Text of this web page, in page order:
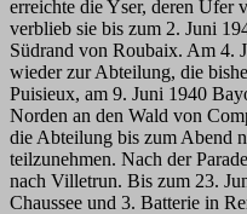
erreichte die Yser, deren Ufer
verblieb sie bis zum 2. Juni
Südrand von Roubaix. Am 4.
wieder zur Abteilung, die
Puisieux, am 9. Juni 1940
Norden an den Wald von
die Abteilung bis zum Abend
teilzunehmen. Nach der
nach Villetrun. Bis zum 23.
Chaussee und 3. Batterie in